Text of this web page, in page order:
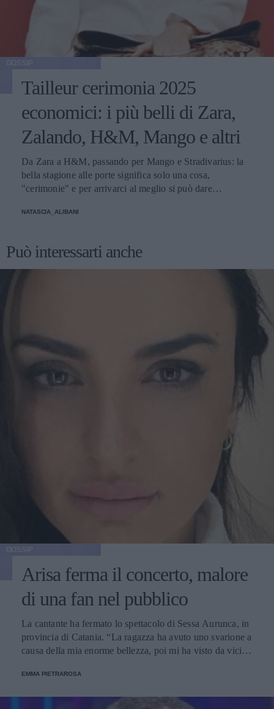
Tailleur cerimonia 2025
economici: i più belli di Zara,
Zalando, H&M, Mango e altri
Da Zara a H&M, passando per Mango e Stradivarius: la
bella stagione alle porte significa solo una cosa,
"cerimonie" e per arrivarci al meglio si può dare
NATASCIA_ALIBANI
Può interessarti anche
Arisa ferma il concerto, malore
di una fan nel pubblico
La cantante ha fermato lo spettacolo di Sessa Aurunca, in
provincia di Catania. “La ragazza ha avuto uno svarione a
causa della mia enorme bellezza, poi mi ha visto da vicina
EMMA PIETRAROSA